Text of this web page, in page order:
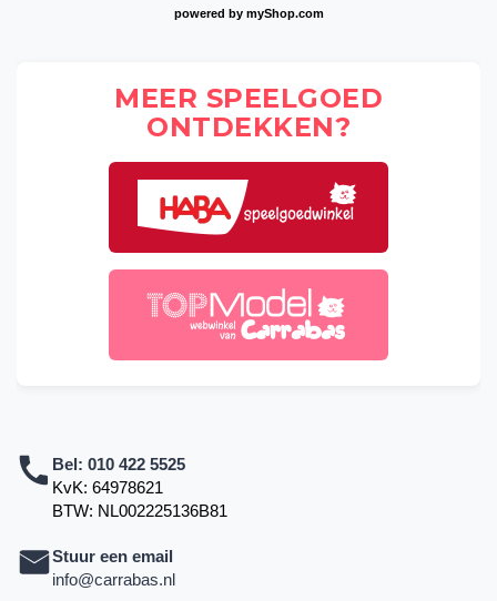
powered by myShop.com
MEER SPEELGOED
ONTDEKKEN?
Bel: 010 422 5525
KvK: 64978621
BTW: NL002225136B81
Stuur een email
info@carrabas.nl